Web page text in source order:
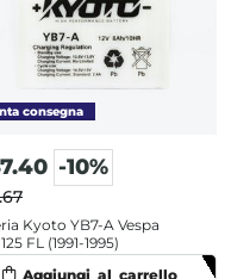
-10%
Kyoto YB7-A Vespa
FL (1991-1995)